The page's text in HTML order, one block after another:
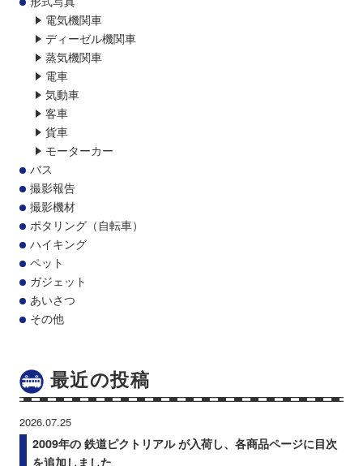
電気機関車
ディーゼル機関車
蒸気機関車
電車
気動車
客車
貨車
モーターカー
バス
撮影報告
撮影機材
ポタリング（自転車）
ハイキング
ペット
ガジェット
あいさつ
その他
最近の投稿
2026.07.25
2009年の 鉄道ピクトリアル が入荷し、各商品ページに目次
を追加しました